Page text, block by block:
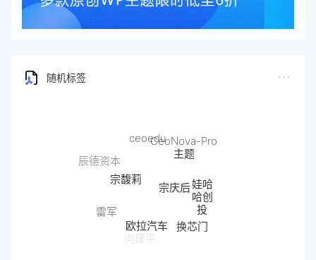
随机标签
向建平
换芯门
欧拉汽车
雷军
娃哈
哈创
投
宗庆后
宗馥莉
辰德资本
CeoNova-Pro
主题
ceoedu